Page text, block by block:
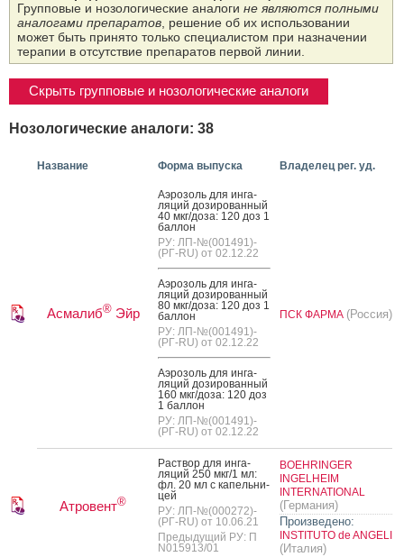
Групповые и нозологические аналоги не являются полными
аналогами препаратов, решение об их использовании
может быть принято только специалистом при назначении
терапии в отсутствие препаратов первой линии.
Скрыть групповые и нозологические аналоги
Нозологические аналоги: 38
Название Форма выпуска Владелец рег. уд.
Асмалиб®Эйр
А­эро­золь для ин­га­
ляций до­зиро­ван­ный
40 мкг/до­за: 120 доз 1
бал­лон
РУ: ЛП-№(001491)-
(РГ-RU) от 02.12.22
А­эро­золь для ин­га­
ляций до­зиро­ван­ный
80 мкг/до­за: 120 доз 1
бал­лон
РУ: ЛП-№(001491)-
(РГ-RU) от 02.12.22
А­эро­золь для ин­га­
ляций до­зиро­ван­ный
160 мкг/до­за: 120 доз
1 бал­лон
РУ: ЛП-№(001491)-
(РГ-RU) от 02.12.22
ПСК ФАРМА (Россия)
Атровент®
Рас­твор для ин­га­
ляций 250 мкг/1 мл:
фл. 20 мл с ка­пель­ни­
цей
РУ: ЛП-№(000272)-
(РГ-RU) от 10.06.21
Предыдущий РУ: П
N015913/01
BOEHRINGER
INGELHEIM
INTERNATIONAL
(Германия)
Произведено:
INSTITUTO de ANGELI
(Италия)